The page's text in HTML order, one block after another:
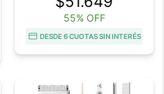
55% OFF
DESDE 6 CUOTAS SIN INTERÉS